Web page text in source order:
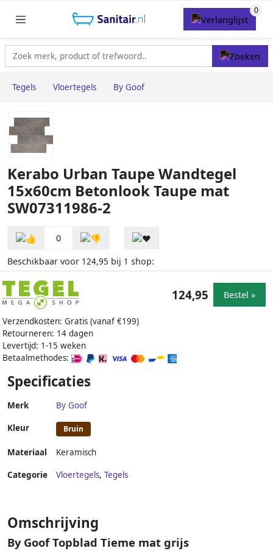
Tegels Vloertegels By Goof
Kerabo Urban Taupe Wandtegel
15x60cm Betonlook Taupe mat
SW07311986-2
0
Beschikbaar voor 124,95 bij 1 shop:
Verzendkosten: Gratis (vanaf €199)
Retourneren: 14 dagen
Levertijd: 1-15 weken
Betaalmethodes:
124,95 Bestel »
Specificaties
Merk By Goof
Kleur Bruin
Materiaal Keramisch
Categorie Vloertegels, Tegels
Omschrijving
By Goof Topblad Tieme mat grijs